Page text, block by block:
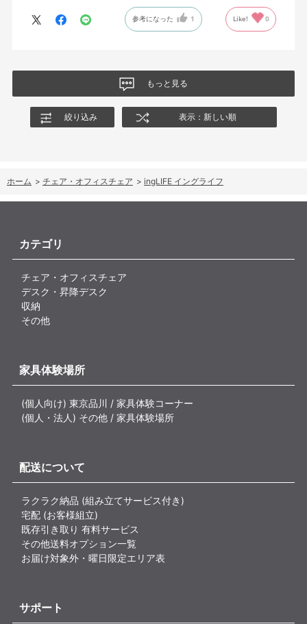
り、「いよいよ使える！」というワクワクもありました。
パソコン作業をする時は自然と背筋が伸びて肩凝りなどはしませ
ん。
参考になった 1 Like! 0
もっと見る
絞り込み 表示：新しい順
ホーム > チェア・オフィスチェア > ingLIFE イングライフ
カテゴリ
チェア・オフィスチェア
デスク・昇降デスク
収納
その他
家具体験場所
(個人向け) 東京品川 / 家具体験コーナー
(個人・法人) その他 / 家具体験場所
配送について
ラクラク納品 (組み立てサービス付き)
宅配 (お客様組立)
既存引き取り 有料サービス
その他送料オプション一覧
お届け対象外・曜日限定エリア表
サポート